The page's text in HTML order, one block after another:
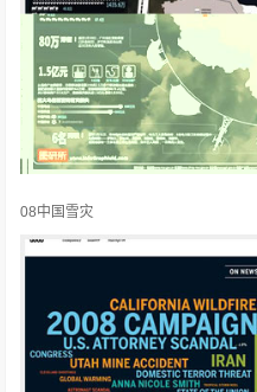
08中国雪灾